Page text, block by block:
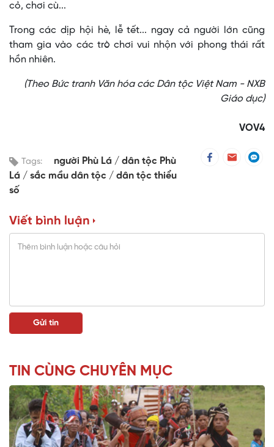
cỏ, chơi cù...
Trong các dịp hội hè, lễ tết... ngay cả người lớn cũng
tham gia vào các trò chơi vui nhộn với phong thái rất
hồn nhiên.
(Theo Bức tranh Văn hóa các Dân tộc Việt Nam - NXB
Giáo dục)
VOV4
Tags: người Phù Lá
dân tộc Phù
Lá
sắc mầu dân tộc
dân tộc thiểu
số
Viết bình luận
TIN CÙNG CHUYÊN MỤC